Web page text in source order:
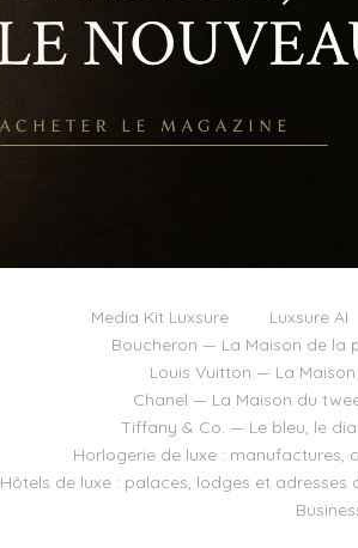
Media Kit Luxsure Luxsure AI
Boucheron — La Maison de la
Louis Vuitton — La
Chanel — La Maison du
Tiffany & Co. — Le bleu, le
Horlogerie de luxe : manufactures,
Hôtels de luxe : palaces, lodges et adresses